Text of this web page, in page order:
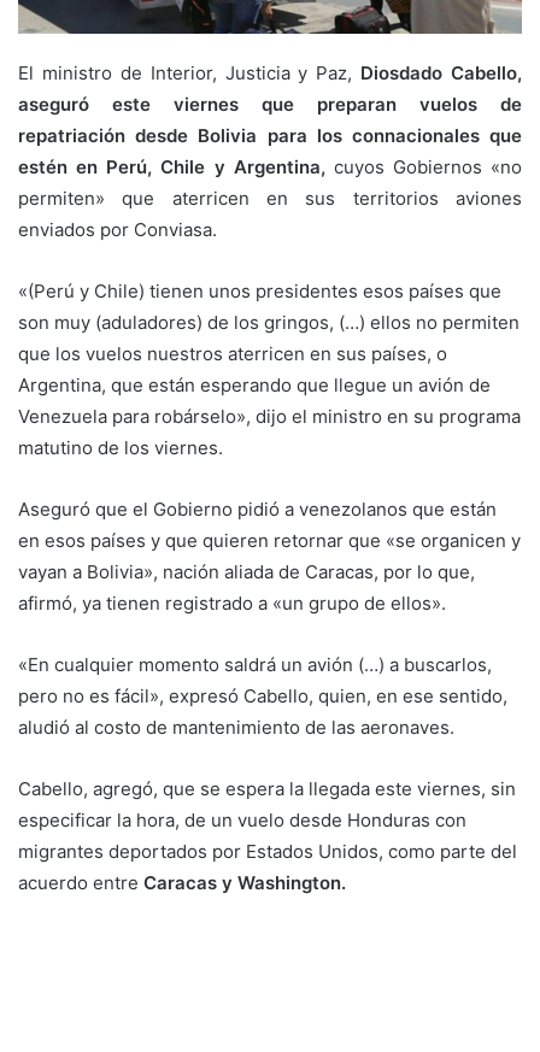
El ministro de Interior, Justicia y Paz, Diosdado Cabello,
aseguró este viernes que preparan vuelos de
repatriación desde Bolivia para los connacionales que
estén en Perú, Chile y Argentina, cuyos Gobiernos «no
permiten» que aterricen en sus territorios aviones
enviados por Conviasa.
«(Perú y Chile) tienen unos presidentes esos países que
son muy (aduladores) de los gringos, (…) ellos no permiten
que los vuelos nuestros aterricen en sus países, o
Argentina, que están esperando que llegue un avión de
Venezuela para robárselo», dijo el ministro en su programa
matutino de los viernes.
Aseguró que el Gobierno pidió a venezolanos que están
en esos países y que quieren retornar que «se organicen y
vayan a Bolivia», nación aliada de Caracas, por lo que,
afirmó, ya tienen registrado a «un grupo de ellos».
«En cualquier momento saldrá un avión (…) a buscarlos,
pero no es fácil», expresó Cabello, quien, en ese sentido,
aludió al costo de mantenimiento de las aeronaves.
Cabello, agregó, que se espera la llegada este viernes, sin
especificar la hora, de un vuelo desde Honduras con
migrantes deportados por Estados Unidos, como parte del
acuerdo entre Caracas y Washington.